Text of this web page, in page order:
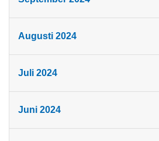
Augusti 2024
Juli 2024
Juni 2024